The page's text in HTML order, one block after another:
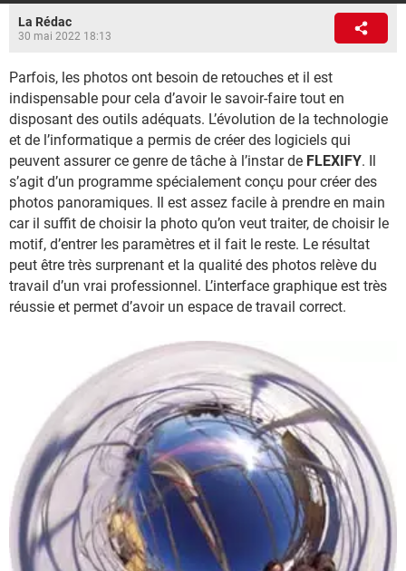
La Rédac
30 mai 2022 18:13
Parfois, les photos ont besoin de retouches et il est
indispensable pour cela d’avoir le savoir-faire tout en
disposant des outils adéquats. L’évolution de la technologie
et de l’informatique a permis de créer des logiciels qui
peuvent assurer ce genre de tâche à l’instar de FLEXIFY. Il
s’agit d’un programme spécialement conçu pour créer des
photos panoramiques. Il est assez facile à prendre en main
car il suffit de choisir la photo qu’on veut traiter, de choisir le
motif, d’entrer les paramètres et il fait le reste. Le résultat
peut être très surprenant et la qualité des photos relève du
travail d’un vrai professionnel. L’interface graphique est très
réussie et permet d’avoir un espace de travail correct.